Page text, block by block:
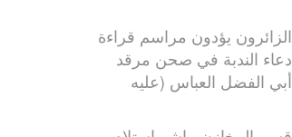
الزائرون يؤدون مراسم قراءة
دعاء الندبة في صحن مرقد
أبي الفضل العباس (عليه